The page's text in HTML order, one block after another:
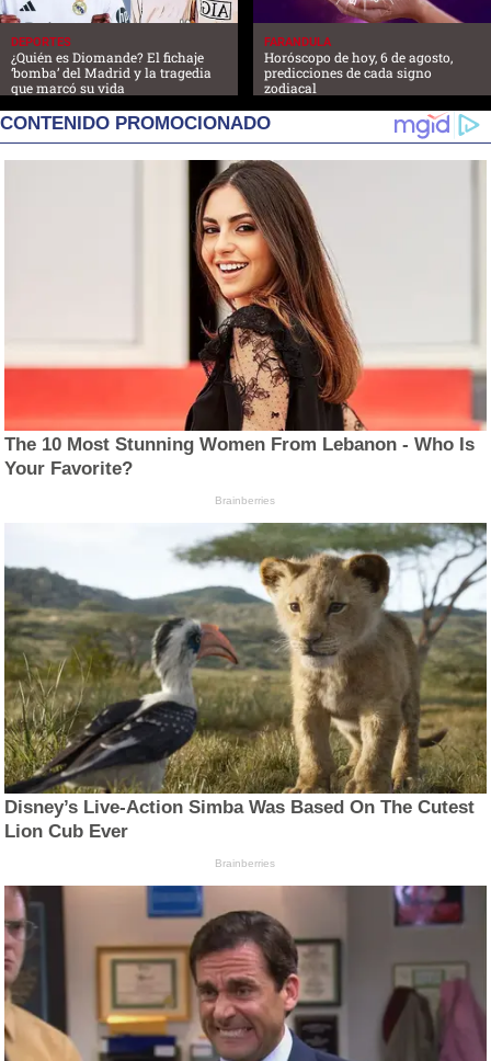
DEPORTES
¿Quién es Diomande? El fichaje
‘bomba’ del Madrid y la tragedia
que marcó su vida
FARANDULA
Horóscopo de hoy, 6 de agosto,
predicciones de cada signo
zodiacal
CONTENIDO PROMOCIONADO
The 10 Most Stunning Women From Lebanon - Who Is
Your Favorite?
Brainberries
Disney’s Live-Action Simba Was Based On The Cutest
Lion Cub Ever
Brainberries